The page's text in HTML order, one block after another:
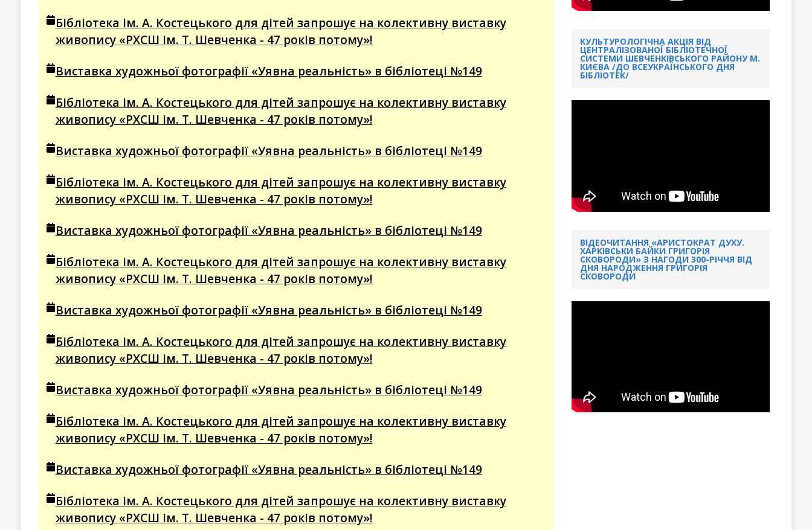
Бібліотека ім. А. Костецького для дітей запрошує на колективну виставку
живопису «РХСШ ім. Т. Шевченка - 47 років потому»!
Виставка художньої фотографії «Уявна реальність» в бібліотеці №149
Бібліотека ім. А. Костецького для дітей запрошує на колективну виставку
живопису «РХСШ ім. Т. Шевченка - 47 років потому»!
Виставка художньої фотографії «Уявна реальність» в бібліотеці №149
Бібліотека ім. А. Костецького для дітей запрошує на колективну виставку
живопису «РХСШ ім. Т. Шевченка - 47 років потому»!
Виставка художньої фотографії «Уявна реальність» в бібліотеці №149
Бібліотека ім. А. Костецького для дітей запрошує на колективну виставку
живопису «РХСШ ім. Т. Шевченка - 47 років потому»!
Виставка художньої фотографії «Уявна реальність» в бібліотеці №149
Бібліотека ім. А. Костецького для дітей запрошує на колективну виставку
живопису «РХСШ ім. Т. Шевченка - 47 років потому»!
Виставка художньої фотографії «Уявна реальність» в бібліотеці №149
Бібліотека ім. А. Костецького для дітей запрошує на колективну виставку
живопису «РХСШ ім. Т. Шевченка - 47 років потому»!
Виставка художньої фотографії «Уявна реальність» в бібліотеці №149
Бібліотека ім. А. Костецького для дітей запрошує на колективну виставку
живопису «РХСШ ім. Т. Шевченка - 47 років потому»!
КУЛЬТУРОЛОГІЧНА АКЦІЯ ВІД
ЦЕНТРАЛІЗОВАНОЇ БІБЛІОТЕЧНОЇ
СИСТЕМИ ШЕВЧЕНКІВСЬКОГО РАЙОНУ М.
КИЄВА /ДО ВСЕУКРАЇНСЬКОГО ДНЯ
БІБЛІОТЕК/
ВІДЕОЧИТАННЯ «АРИСТОКРАТ ДУХУ.
ХАРКІВСЬКИ БАЙКИ ГРИГОРІЯ
СКОВОРОДИ» З НАГОДИ 300-РІЧЧЯ ВІД
ДНЯ НАРОДЖЕННЯ ГРИГОРІЯ
СКОВОРОДИ